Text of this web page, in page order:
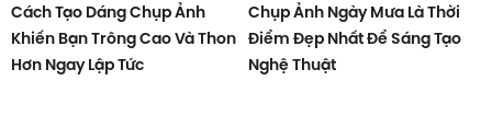
Cách Tạo Dáng Chụp Ảnh
Khiến Bạn Trông Cao Và Thon
Hơn Ngay Lập Tức
Chụp Ảnh Ngày Mưa Là Thời
Điểm Đẹp Nhất Để Sáng Tạo
Nghệ Thuật